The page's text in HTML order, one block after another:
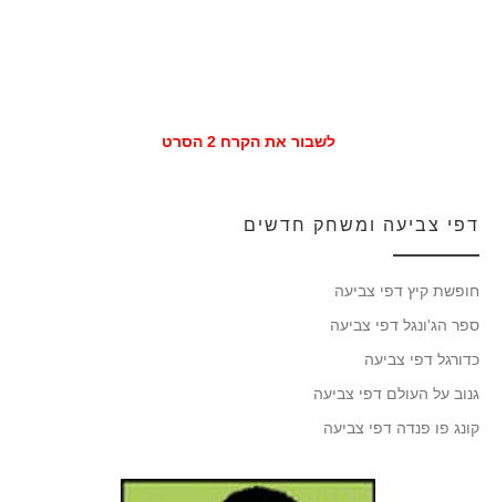
לשבור את הקרח 2 הסרט
דפי צביעה ומשחק חדשים
חופשת קיץ דפי צביעה
ספר הג'ונגל דפי צביעה
כדורגל דפי צביעה
גנוב על העולם דפי צביעה
קונג פו פנדה דפי צביעה